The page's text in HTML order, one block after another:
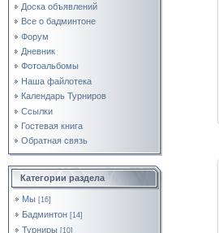
Доска объявлений
Все о бадминтоне
Форум
Дневник
Фотоальбомы
Наша файлотека
Календарь Турниров
Ссылки
Гостевая книга
Обратная связь
Категории раздела
Мы [16]
Бадминтон [14]
Турниры [10]